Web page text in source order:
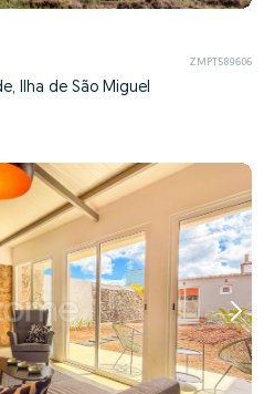
ZMPT589606
Ilha de São Miguel